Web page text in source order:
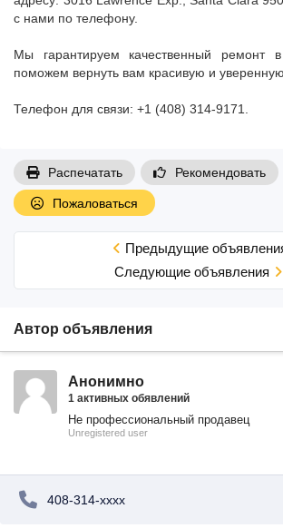
с нами по телефону.
Мы гарантируем качественный ремонт
поможем вернуть вам красивую и
Телефон для связи: +1 (408) 314-9171.
Распечатать Рекомендовать
Пожаловаться
Предыдущие
Cледующие объявления
Автор объявления
Анонимно
1 активных обявлений
Не профессиональный продавец
Unregistered user
408-314-xxxx